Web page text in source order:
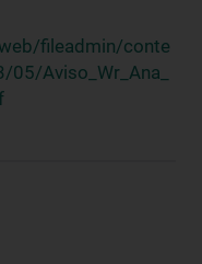
fileadmin/conte
Aviso_Wr_Ana_